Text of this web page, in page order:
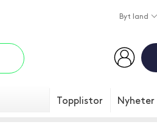
Byt land
Topplistor Nyheter